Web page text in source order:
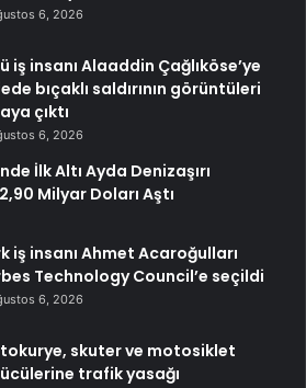
6, 2026
iş insanı Alaaddin Çağlıköse’ye
bıçaklı saldırının görüntüleri
çıktı
6, 2026
İlk Altı Ayda Denizaşırı
Milyar Doları Aştı
iş insanı Ahmet Acaroğulları
Technology Council’e seçildi
6, 2026
skuter ve motosiklet
trafik yasağı